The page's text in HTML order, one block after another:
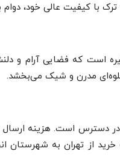
با کیفیت عالی خود، دوام
که فضایی آرام و
مدرن و شیک می‌بخشد.
در دسترس است. هزینه ارسال
از تهران به شهرستان